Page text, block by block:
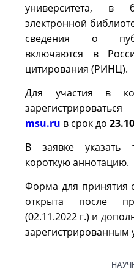
университета, в
электронной
сведения о
включаются в
цитирования (РИНЦ).
Для участия в
msu.ru в срок до
В заявке указать
короткую аннотацию.
Форма для принятия
открыта после
(02.11.2022 г.) и
зарегистрированным